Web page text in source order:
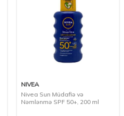
NIVEA
Nivea Sun Müdafiə və
Nəmlənmə SPF 50+, 200 ml